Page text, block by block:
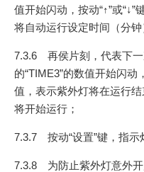
值开始闪动，按动“↑”或
将自动运行设定时间（分钟
7.3.6 再侯片刻，代表下
的“TIME3”的数值开始闪动
值，表示紫外灯将在运行
将开始运行；
7.3.7 按动“设置”键，指示
7.3.8 为防止紫外灯意外